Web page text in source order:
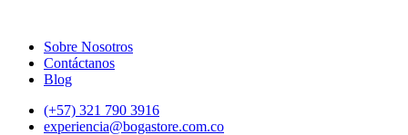
Sobre Nosotros
Contáctanos
Blog
(+57) 321 790 3916
experiencia@bogastore.com.co